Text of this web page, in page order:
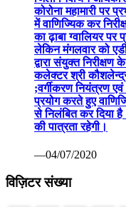
कोरोना महामारी पर
में वाणिज्यिक कर
का ढ़ाबा ग्वालियर
लेकिन मंगलवार को
द्वारा संयुक्त
कलेक्टर श्री
;वर्गीकरण नियंत्रण
प्रयोग करते हुए
से निलंबित कर दिया
की पात्रता रहेगी।
—04/07/2020
विज़िटर संख्या